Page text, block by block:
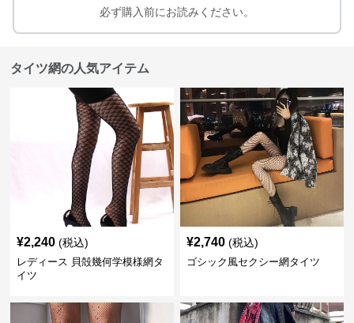
必ず購入前にお読みください。
タイツ網の人気アイテム
¥2,240 (税込)
レディース 貝殻幾何学模様網タ
イツ
¥2,740 (税込)
ゴシック風セクシー網タイツ